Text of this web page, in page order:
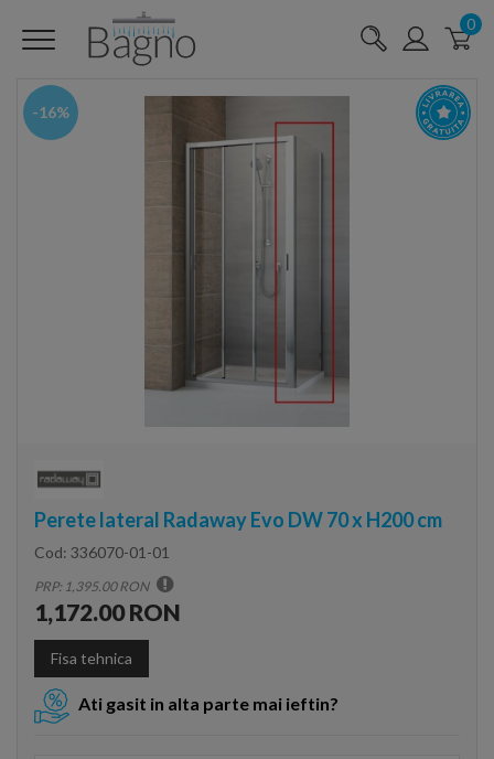
0
-16%
Perete lateral Radaway Evo DW 70 x H200 cm
Cod: 336070-01-01
PRP: 1,395.00 RON
1,172.00 RON
Fisa tehnica
Ati gasit in alta parte mai ieftin?